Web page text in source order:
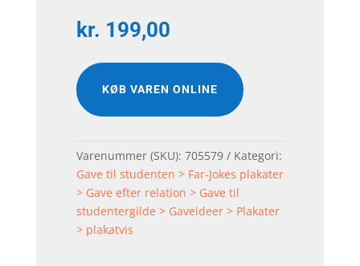
kr. 199,00
KØB VAREN ONLINE
Varenummer (SKU): 705579
Kategori:
Gave til studenten > Far-Jokes plakater
> Gave efter relation > Gave til
studentergilde > Gaveideer > Plakater
> plakatvis